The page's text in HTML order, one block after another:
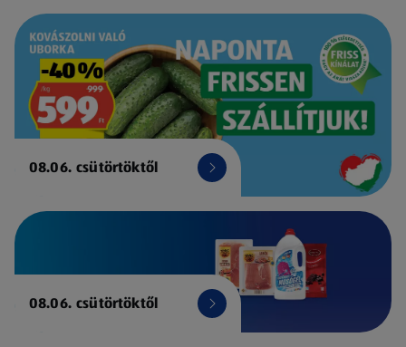
08.06. csütörtöktől
08.06. csütörtöktől